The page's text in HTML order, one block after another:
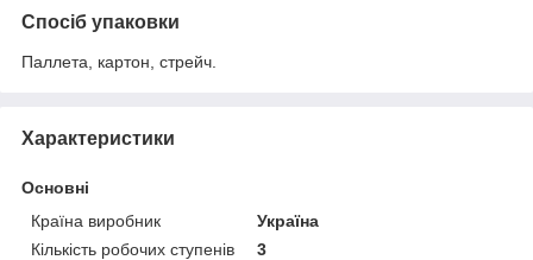
Спосіб упаковки
Паллета, картон, стрейч.
Характеристики
Основні
Країна виробник
Україна
Кількість робочих ступенів
3